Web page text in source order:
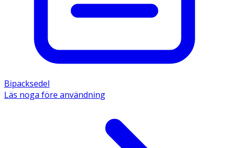
Bipacksedel
Läs noga före användning